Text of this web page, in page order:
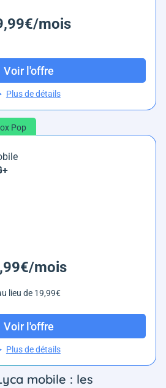
mois
Voir l'offre
Plus de détails
Pop
mois
lieu de 19,99€
Voir l'offre
Plus de détails
mobile : les